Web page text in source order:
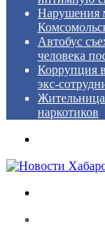
Нарушения
Автобус
человека
Коррупция
наркотиков